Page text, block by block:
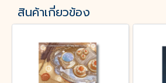
สินค้าเกี่ยวข้อง